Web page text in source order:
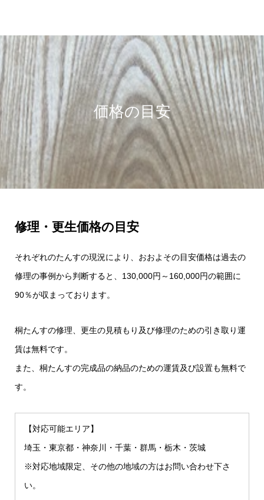
価格の目安
修理・更生価格の目安
それぞれのたんすの現況により、おおよその目安価格は過去の
修理の事例から判断すると、130,000円～160,000円の範囲に
90％が収まっております。
桐たんすの修理、更生の見積もり及び修理のための引き取り運
賃は無料です。
また、桐たんすの完成品の納品のための運賃及び設置も無料で
す。
【対応可能エリア】
埼玉・東京都・神奈川・千葉・群馬・栃木・茨城
※対応地域限定、その他の地域の方はお問い合わせ下さ
い。